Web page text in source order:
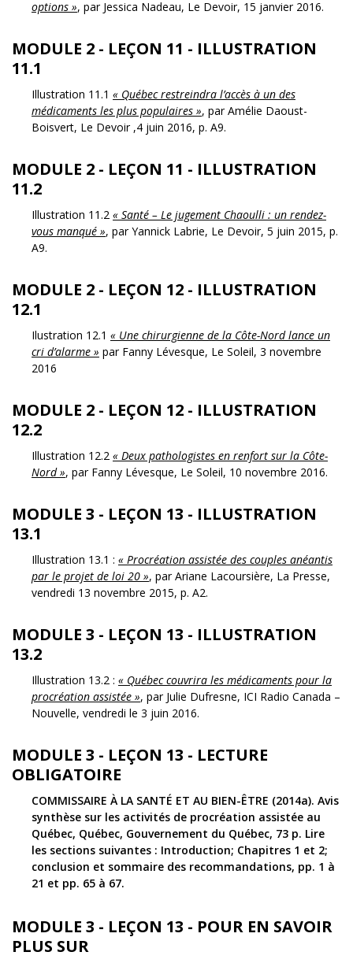
options », par Jessica Nadeau, Le Devoir, 15 janvier 2016.
MODULE 2 - LEÇON 11 - ILLUSTRATION
11.1
Illustration 11.1 « Québec restreindra l’accès à un des
médicaments les plus populaires », par Amélie Daoust-
Boisvert, Le Devoir ,4 juin 2016, p. A9.
MODULE 2 - LEÇON 11 - ILLUSTRATION
11.2
Illustration 11.2 « Santé – Le jugement Chaoulli : un rendez-
vous manqué », par Yannick Labrie, Le Devoir, 5 juin 2015, p.
A9.
MODULE 2 - LEÇON 12 - ILLUSTRATION
12.1
Ilustration 12.1 « Une chirurgienne de la Côte-Nord lance un
cri d’alarme » par Fanny Lévesque, Le Soleil, 3 novembre
2016
MODULE 2 - LEÇON 12 - ILLUSTRATION
12.2
Illustration 12.2 « Deux pathologistes en renfort sur la Côte-
Nord », par Fanny Lévesque, Le Soleil, 10 novembre 2016.
MODULE 3 - LEÇON 13 - ILLUSTRATION
13.1
Illustration 13.1 : « Procréation assistée des couples anéantis
par le projet de loi 20 », par Ariane Lacoursière, La Presse,
vendredi 13 novembre 2015, p. A2.
MODULE 3 - LEÇON 13 - ILLUSTRATION
13.2
Illustration 13.2 : « Québec couvrira les médicaments pour la
procréation assistée », par Julie Dufresne, ICI Radio Canada –
Nouvelle, vendredi le 3 juin 2016.
MODULE 3 - LEÇON 13 - LECTURE
OBLIGATOIRE
COMMISSAIRE À LA SANTÉ ET AU BIEN-ÊTRE (2014a). Avis
synthèse sur les activités de procréation assistée au
Québec, Québec, Gouvernement du Québec, 73 p. Lire
les sections suivantes : Introduction; Chapitres 1 et 2;
conclusion et sommaire des recommandations, pp. 1 à
21 et pp. 65 à 67.
MODULE 3 - LEÇON 13 - POUR EN SAVOIR
PLUS SUR